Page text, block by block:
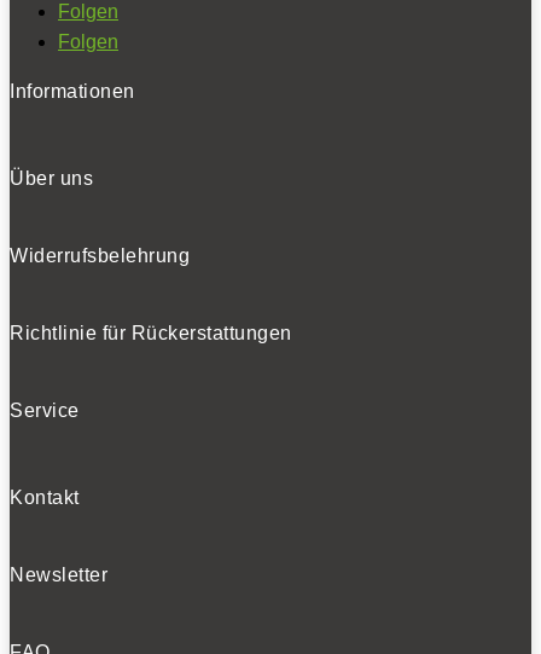
Folgen
Folgen
Informationen
Über uns
Widerrufsbelehrung
Richtlinie für Rückerstattungen
Service
Kontakt
Newsletter